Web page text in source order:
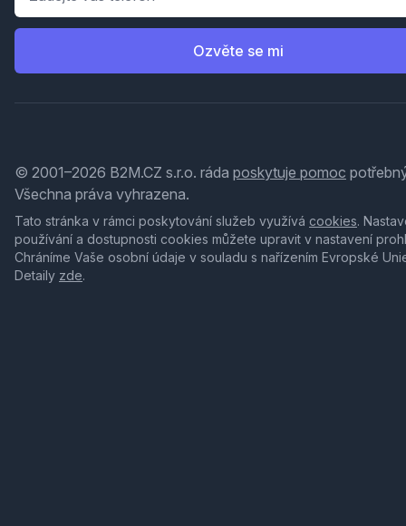
Ozvěte se mi
© 2001–2026 B2M.CZ s.r.o. ráda poskytuje pomoc
Všechna práva vyhrazena.
Tato stránka v rámci poskytování služeb využívá cookies.
používání a dostupnosti cookies můžete upravit v nastavení
Chráníme Vaše osobní údaje v souladu s nařízením Evropské
Detaily zde.